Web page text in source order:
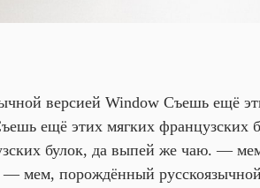
версией Window Съешь ещё
ещё этих мягких французских
булок, да выпей же чаю. —
мем, порождённый